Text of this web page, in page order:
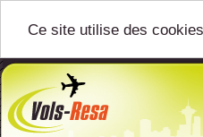
Ce site utilise des